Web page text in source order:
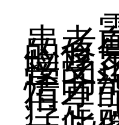
需
患者
的修
接受
学的
情才
但是
疗，